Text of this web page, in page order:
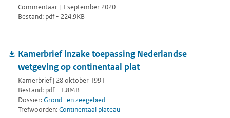
Commentaar | 1 september 2020
Bestand: pdf - 224.9KB
Kamerbrief inzake toepassing Nederlandse
wetgeving op continentaal plat
Kamerbrief | 28 oktober 1991
Bestand: pdf - 1.8MB
Dossier:Grond- en zeegebied
Trefwoorden:Continentaal plateau